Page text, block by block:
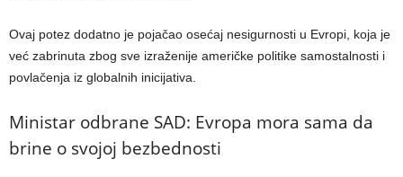
Ovaj potez dodatno je pojačao osećaj nesigurnosti u Evropi, koja je
već zabrinuta zbog sve izraženije američke politike samostalnosti i
povlačenja iz globalnih inicijativa.
Ministar odbrane SAD: Evropa mora sama da
brine o svojoj bezbednosti